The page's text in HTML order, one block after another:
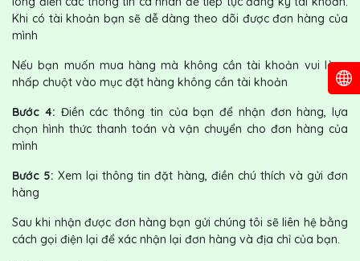
Khi có tài khoản bạn sẽ dễ dàng theo dõi được đơn hàng của
mình
Nếu bạn muốn mua hàng mà không cần tài khoản vui lòng
nhấp chuột vào mục đặt hàng không cần tài khoản
Bước 4: Điền các thông tin của bạn để nhận đơn hàng, lựa
chọn hình thức thanh toán và vận chuyển cho đơn hàng của
mình
Bước 5: Xem lại thông tin đặt hàng, điền chú thích và gửi đơn
hàng
Sau khi nhận được đơn hàng bạn gửi chúng tôi sẽ liên hệ bằng
cách gọi điện lại để xác nhận lại đơn hàng và địa chỉ của bạn.